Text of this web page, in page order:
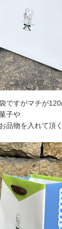
ですがマチが
子や
品物を入れて頂